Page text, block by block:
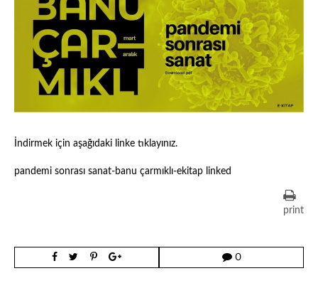
İndirmek için aşağıdaki linke tıklayınız.
pandemi sonrası sanat-banu çarmıklı-ekitap linked
print
0